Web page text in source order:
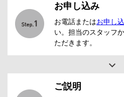
お申し込み
お電話またはお申し
い。担当のスタッフ
ただきます。
ご説明